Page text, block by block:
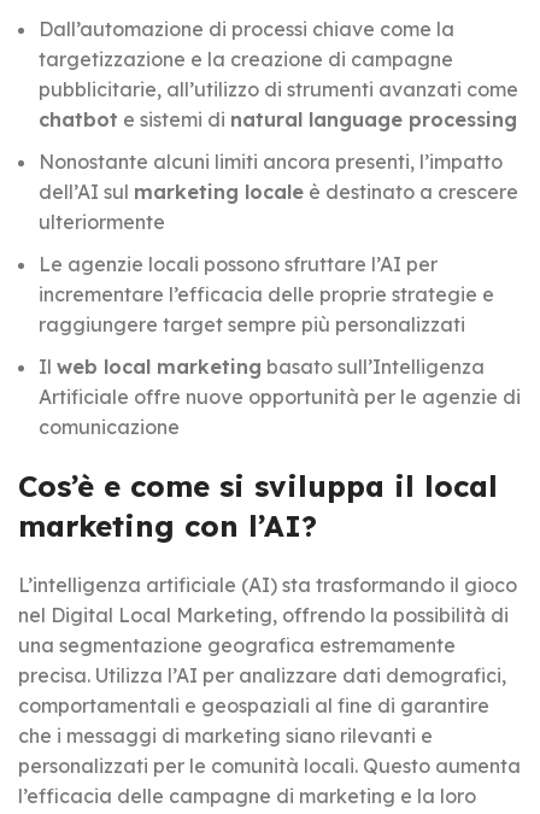
Dall’automazione di processi chiave come la
targetizzazione e la creazione di campagne
pubblicitarie, all’utilizzo di strumenti avanzati come
chatbot e sistemi di natural language processing
Nonostante alcuni limiti ancora presenti, l’impatto
dell’AI sul marketing locale è destinato a crescere
ulteriormente
Le agenzie locali possono sfruttare l’AI per
incrementare l’efficacia delle proprie strategie e
raggiungere target sempre più personalizzati
Il web local marketing basato sull’Intelligenza
Artificiale offre nuove opportunità per le agenzie di
comunicazione
Cos’è e come si sviluppa il local
marketing con l’AI?
L’intelligenza artificiale (AI) sta trasformando il gioco
nel Digital Local Marketing, offrendo la possibilità di
una segmentazione geografica estremamente
precisa. Utilizza l’AI per analizzare dati demografici,
comportamentali e geospaziali al fine di garantire
che i messaggi di marketing siano rilevanti e
personalizzati per le comunità locali. Questo aumenta
l’efficacia delle campagne di marketing e la loro